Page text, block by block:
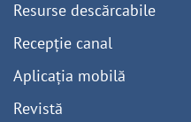
Resurse descărcabile
Recepție canal
Aplicația mobilă
Revistă